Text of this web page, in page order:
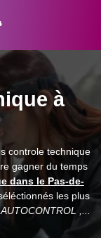
à
controle technique
gagner du temps
dans le Pas-de-
les plus
,...